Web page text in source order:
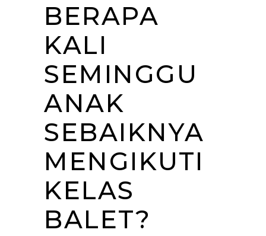
BERAPA
KALI
SEMINGGU
ANAK
SEBAIKNYA
MENGIKUTI
KELAS
BALET?